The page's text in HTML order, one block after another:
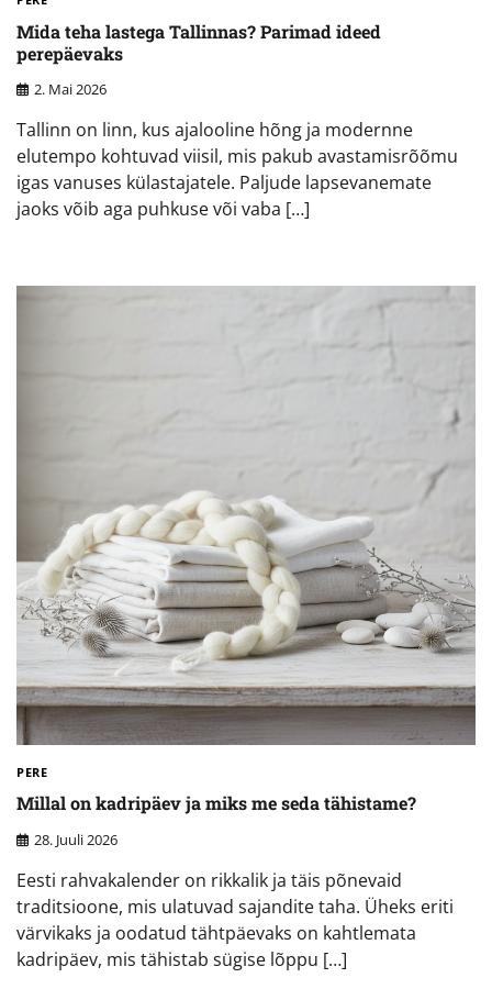
Mida teha lastega Tallinnas? Parimad ideed
perepäevaks
2. Mai 2026
Tallinn on linn, kus ajalooline hõng ja modernne
elutempo kohtuvad viisil, mis pakub avastamisrõõmu
igas vanuses külastajatele. Paljude lapsevanemate
jaoks võib aga puhkuse või vaba […]
PERE
Millal on kadripäev ja miks me seda tähistame?
28. Juuli 2026
Eesti rahvakalender on rikkalik ja täis põnevaid
traditsioone, mis ulatuvad sajandite taha. Üheks eriti
värvikaks ja oodatud tähtpäevaks on kahtlemata
kadripäev, mis tähistab sügise lõppu […]